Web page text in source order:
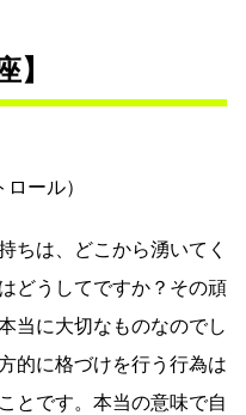
】
ール）
ちは、どこから湧いてく
どうしてですか？その頑
当に大切なものなのでし
的に格づけを行う行為は
とです。本当の意味で自